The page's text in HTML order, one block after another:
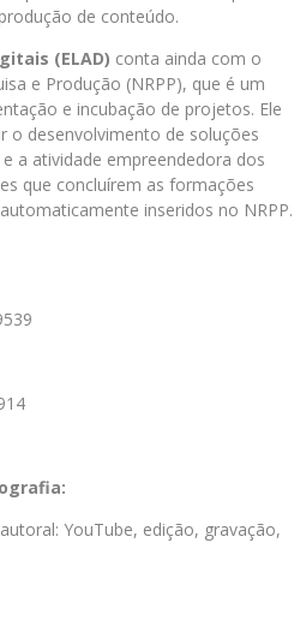
de conteúdo.
(ELAD) conta ainda com o
e Produção (NRPP), que é um
e incubação de projetos. Ele
desenvolvimento de soluções
a atividade empreendedora dos
que concluírem as formações
inseridos no NRPP.
YouTube, edição, gravação,